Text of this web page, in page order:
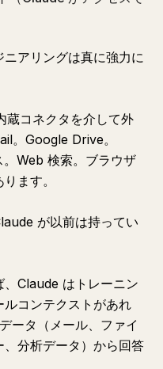
アリングは真に強力に
蔵コネクタを介して外
。Google Drive。
Web 検索。ブラウザ
ます。
が以前は持ってい
Claude はトレーニン
コンテクストがあれ
ータ（メール、ファイ
分析データ）から回答